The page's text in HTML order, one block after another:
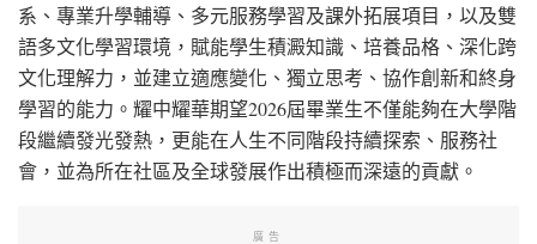
系、專業升學輔導、多元服務學習及課外拓展項目，以及雙
語多文化學習環境，賦能學生積澱知識、培養品格、深化跨
文化理解力，並建立適應變化、獨立思考、協作創新和終身
學習的能力。耀中耀華期望2026屆畢業生不僅能夠在大學階
段繼續發光發熱，更能在人生不同階段持續探索、服務社
會，並為所在社區及全球發展作出積極而深遠的貢獻。
廣告